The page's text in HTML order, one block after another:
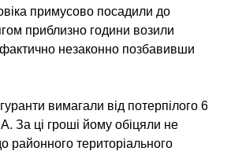
примусово посадили до
приблизно години возили
незаконно позбавивши
вимагали від потерпілого 6
За ці гроші йому обіцяли не
районного територіального